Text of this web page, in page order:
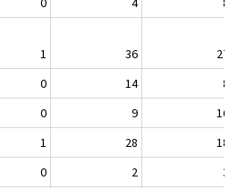
1 36
27
0 14
8
0 9
16
1 28
18
0 2
3